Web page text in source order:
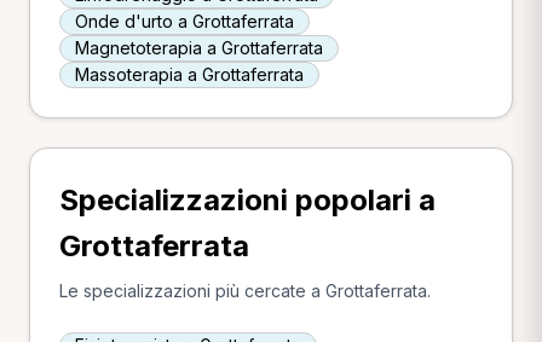
Onde d'urto a Grottaferrata
Magnetoterapia a Grottaferrata
Massoterapia a Grottaferrata
Specializzazioni popolari a
Grottaferrata
Le specializzazioni più cercate a Grottaferrata.